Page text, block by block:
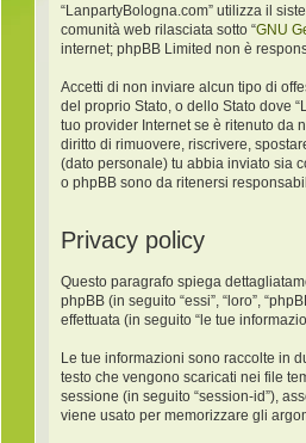
“LanpartyBologna.com” utilizza il
comunità web rilasciata sotto “GNU
internet; phpBB Limited non è
Accetti di non inviare alcun tipo di
del proprio Stato, o dello Stato dove
tuo provider Internet se è ritenuto da
diritto di rimuovere, riscrivere,
(dato personale) tu abbia inviato sia
o phpBB sono da ritenersi
Privacy policy
Questo paragrafo spiega
phpBB (in seguito “essi”, “loro”,
effettuata (in seguito “le tue
Le tue informazioni sono raccolte in
testo che vengono scaricati nei file
sessione (in seguito “session-id”),
viene usato per memorizzare gli